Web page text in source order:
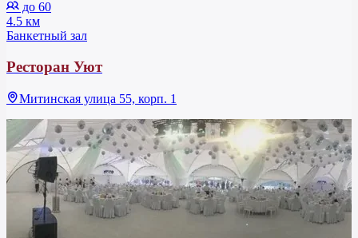
до 60
4.5 км
Банкетный зал
Ресторан Уют
Митинская улица 55, корп. 1